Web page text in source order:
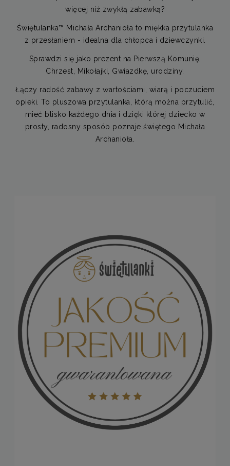
więcej niż zwykłą zabawką?
Świętulanka™ Michała Archanioła to miękka przytulanka
z przesłaniem - idealna dla chłopca i dziewczynki.
Sprawdzi się jako prezent na Pierwszą Komunię,
Chrzest, Mikołajki, Gwiazdkę, urodziny.
Łączy radość zabawy z wartościami, wiarą i poczuciem
opieki. To pluszowa przytulanka, którą można przytulić,
mieć blisko każdego dnia i dzięki której dziecko w
prosty, radosny sposób poznaje świętego Michała
Archanioła.